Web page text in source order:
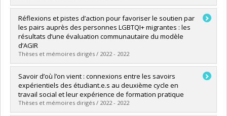
Diplômé(e) :Dagenais-Lespérance, Jeanne
Cycle :Maîtrise
Diplôme obtenu :M. Sc.
Lien vers le document dans Papyrus
Réflexions et pistes d’action pour favoriser le soutien par
les pairs auprès des personnes LGBTQI+ migrantes : les
résultats d’une évaluation communautaire du modèle
d’AGIR
Thèses et mémoires dirigés / 2022 - 2022
Diplômé(e) :Fuentes-Bernal, Javier
Cycle :Maîtrise
Diplôme obtenu :M. Sc.
Lien vers le document dans Papyrus
Savoir d’où l’on vient : connexions entre les savoirs
expérientiels des étudiant.e.s au deuxième cycle en
travail social et leur expérience de formation pratique
Thèses et mémoires dirigés / 2022 - 2022